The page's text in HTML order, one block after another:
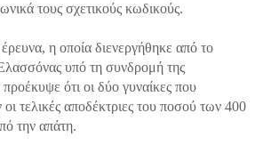
τους σχετικούς κωδικούς.
η οποία διενεργήθηκε από το
υπό τη συνδρομή της
ότι οι δύο γυναίκες που
τελικές αποδέκτριες του ποσού των 400
την απάτη.